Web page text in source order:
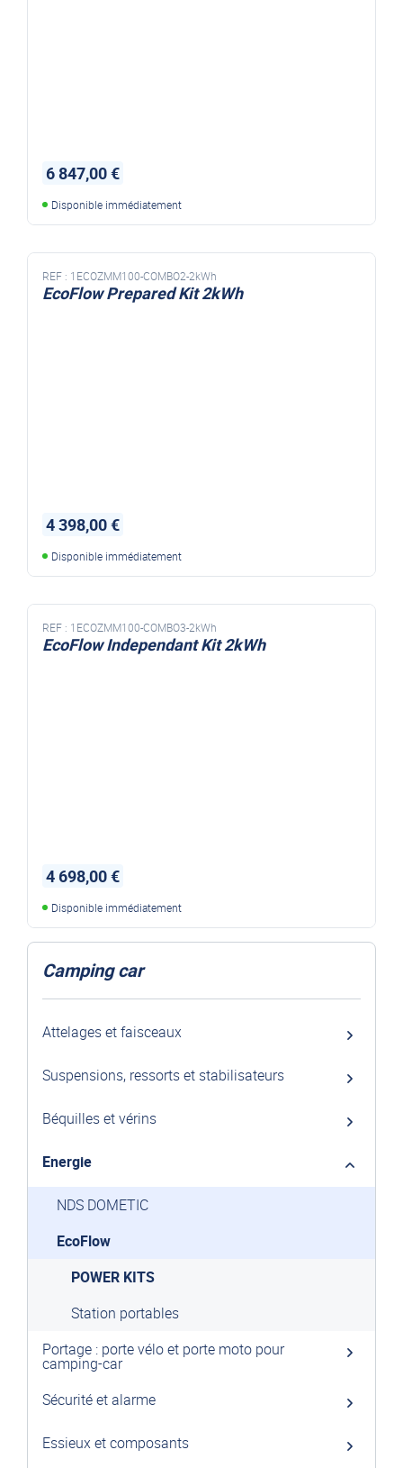
6 847,00 €
Disponible immédiatement
REF : 1ECOZMM100-COMBO2-2kWh
EcoFlow Prepared Kit 2kWh
4 398,00 €
Disponible immédiatement
REF : 1ECOZMM100-COMBO3-2kWh
EcoFlow Independant Kit 2kWh
4 698,00 €
Disponible immédiatement
Camping car
Attelages et faisceaux
Suspensions, ressorts et stabilisateurs
Béquilles et vérins
Energie
NDS DOMETIC
EcoFlow
POWER KITS
Station portables
Portage : porte vélo et porte moto pour
camping-car
Sécurité et alarme
Essieux et composants